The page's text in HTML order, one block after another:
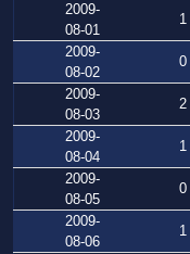
2009-
08-01
1
2009-
08-02
0
2009-
08-03
2
2009-
08-04
1
2009-
08-05
0
2009-
08-06
1